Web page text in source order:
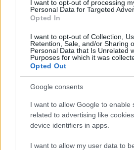
I want to opt-out of processing
Personal Data for Targeted
Opted In
I want to opt-out of Collection,
Retention, Sale, and/or Sharing
Personal Data that Is Unrelated
Purposes for which it was
Opted Out
Google consents
I want to allow Google to enable
related to advertising like
device identifiers in apps.
I want to allow my user data to
konyhájában. Egy
ahogy a „Destroy Hamas”
Hamaszt) feliratot „Destroy
(Pusztítsd el a cionizmust)
egy másiknál pedig
vele szembeszálló nőnek
„Te fehér nő vagy – nem
nekünk, mit tegyünk.”